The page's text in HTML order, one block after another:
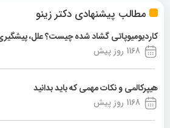
مطالب پیشنهادی دکتر زینو
کاردیومیوپاتی گشاد شده چیست؟ علل،
1168 روز پیش
هیپرکالمی و نکات مهمی که باید بدانید
1168 روز پیش